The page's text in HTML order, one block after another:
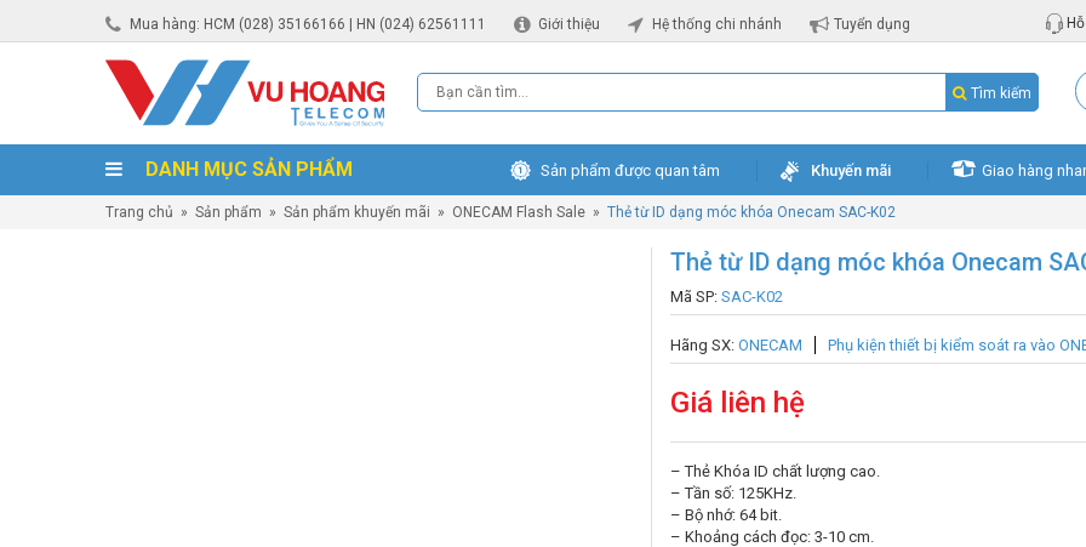
Mua hàng: HCM (028) 35166166 | HN (024) 62561111 Giới thiệu Hệ thống chi nhánh Tuyển dụng Hỗ
Tìm kiếm
DANH MỤC SẢN PHẨM Sản phẩm được quan tâm Khuyến mãi Giao hàng
Trang chủ » Sản phẩm » Sản phẩm khuyến mãi » ONECAM Flash Sale » Thẻ từ ID dạng móc khóa Onecam SAC-K02
Thẻ từ ID dạng móc khóa Onecam
Mã SP: SAC-K02
Hãng SX: ONECAM Phụ kiện thiết bị kiểm soát ra vào
Giá liên hệ
– Thẻ Khóa ID chất lượng cao.
– Tần số: 125KHz.
– Bộ nhớ: 64 bit.
– Khoảng cách đọc: 3-10 cm.